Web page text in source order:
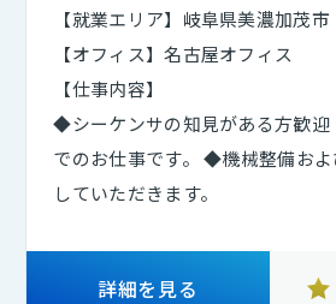
【就業エリア】岐阜県美濃加茂市
【オフィス】名古屋オフィス
【仕事内容】
◆シーケンサの知見がある方歓
でのお仕事です。 ◆機械整備お
していただきます。
詳細を見る